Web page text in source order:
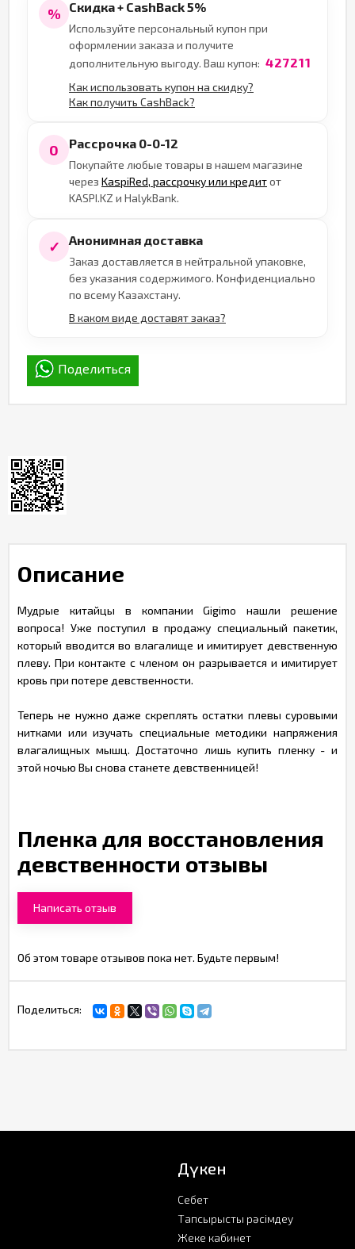
% Скидка + CashBack 5%
Используйте персональный купон при
оформлении заказа и получите
дополнительную выгоду. Ваш купон: 427211
Как использовать купон на скидку?
Как получить CashBack?
0 Рассрочка 0-0-12
Покупайте любые товары в нашем магазине
через KaspiRed, рассрочку или кредитот
KASPI.KZ и HalykBank.
✓ Анонимная доставка
Заказ доставляется в нейтральной упаковке,
без указания содержимого. Конфиденциально
по всему Казахстану.
В каком виде доставят заказ?
Поделиться
Описание
Мудрые китайцы в компании Gigimo нашли решение
вопроса! Уже поступил в продажу специальный пакетик,
который вводится во влагалище и имитирует девственную
плеву. При контакте с членом он разрывается и имитирует
кровь при потере девственности.
Теперь не нужно даже скреплять остатки плевы суровыми
нитками или изучать специальные методики напряжения
влагалищных мышц. Достаточно лишь купить пленку - и
этой ночью Вы снова станете девственницей!
Пленка для восстановления
девственности отзывы
Написать отзыв
Об этом товаре отзывов пока нет. Будьте первым!
Поделиться:
Дүкен
Себет
Тапсырысты рәсімдеу
Жеке кабинет